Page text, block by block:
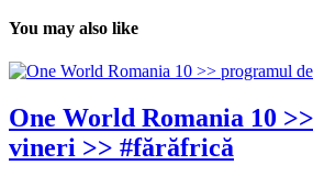
You may also like
One World Romania 10
vineri >> #fărăfrică